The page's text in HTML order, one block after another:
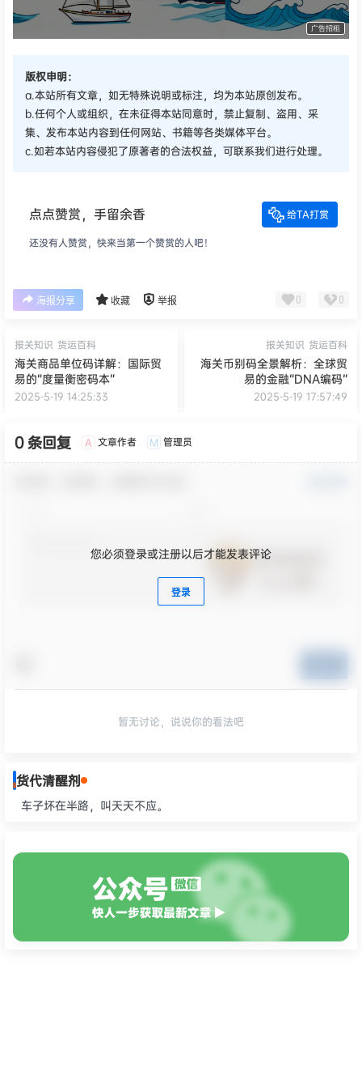
广告招租
版权申明：
a.本站所有文章，如无特殊说明或标注，均为本站原创发布。
b.任何个人或组织，在未征得本站同意时，禁止复制、盗用、采
集、发布本站内容到任何网站、书籍等各类媒体平台。
c.如若本站内容侵犯了原著者的合法权益，可联系我们进行处理。
点点赞赏，手留余香 给TA打赏
还没有人赞赏，快来当第一个赞赏的人吧！
海报分享 收藏 举报 0 0
报关知识 货运百科
海关商品单位码详解：国际贸
易的“度量衡密码本”
2025-5-19 14:25:33
报关知识 货运百科
海关币别码全景解析：全球贸
易的金融“DNA编码”
2025-5-19 17:57:49
0 条回复 A 文章作者 M 管理员
您必须登录或注册以后才能发表评论
登录
暂无讨论，说说你的看法吧
货代清醒剂
车子坏在半路，叫天天不应。